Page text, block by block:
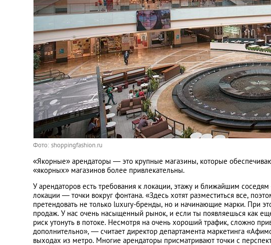
Фото: shoppingfashion.ru
«Якорные» арендаторы — это крупные магазины, которые
«якорных» магазинов более привлекательны.
У арендаторов есть требования к локации, этажу и ближайшим
локации — точки вокруг фонтана. «Здесь хотят разместиться все,
претендовать не только luxury-бренды, но и начинающие марки. При
продаж. У нас очень насыщенный рынок, и если ты появляешься как
риск утонуть в потоке. Несмотря на очень хороший трафик, сложно
дополнительно», — считает директор департамента маркетинга
выходах из метро. Многие арендаторы присматривают точки с